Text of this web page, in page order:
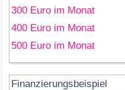
300 Euro im Monat
400 Euro im Monat
500 Euro im Monat
Finanzierungsbeispiel